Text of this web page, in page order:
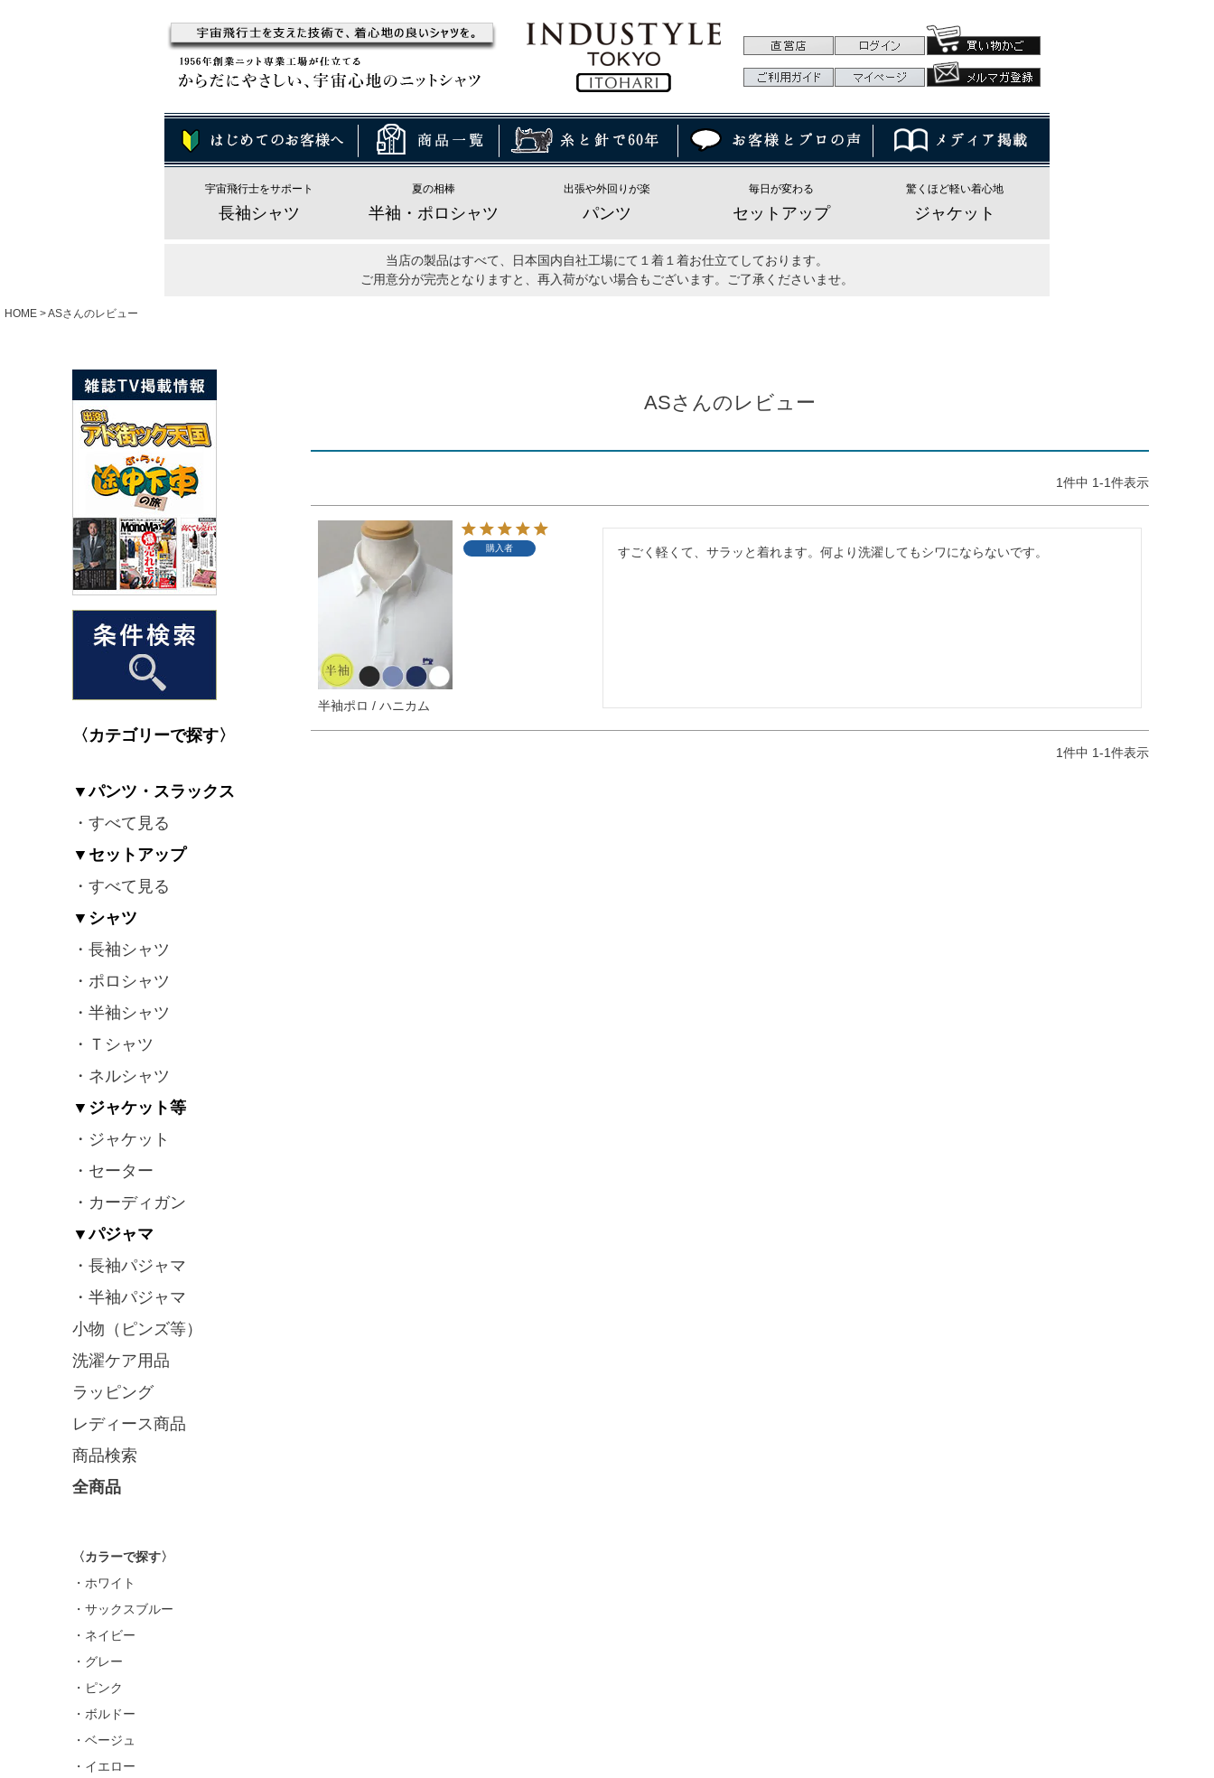
宇宙飛行士をサポート
長袖シャツ
夏の相棒
半袖・ポロシャツ
出張や外回りが楽
パンツ
毎日が変わる
セットアップ
驚くほど軽い着心地
ジャケット
当店の製品はすべて、日本国内自社工場にて１着１着お仕立てしております。
ご用意分が完売となりますと、再入荷がない場合もございます。ご了承くださいませ。
HOME ASさんのレビュー
〈カテゴリーで探す〉
▼パンツ・スラックス
・すべて見る
▼セットアップ
・すべて見る
▼シャツ
・長袖シャツ
・ポロシャツ
・半袖シャツ
・Ｔシャツ
・ネルシャツ
▼ジャケット等
・ジャケット
・セーター
・カーディガン
▼パジャマ
・長袖パジャマ
・半袖パジャマ
小物（ピンズ等）
洗濯ケア用品
ラッピング
レディース商品
商品検索
全商品
〈カラーで探す〉
・ホワイト
・サックスブルー
・ネイビー
・グレー
・ピンク
・ボルドー
・ベージュ
・イエロー
ASさんのレビュー
1件中 1-1件表示
半袖ポロ / ハニカム
購入者 すごく軽くて、サラッと着れます。何より洗濯してもシワにならないです。
1件中 1-1件表示